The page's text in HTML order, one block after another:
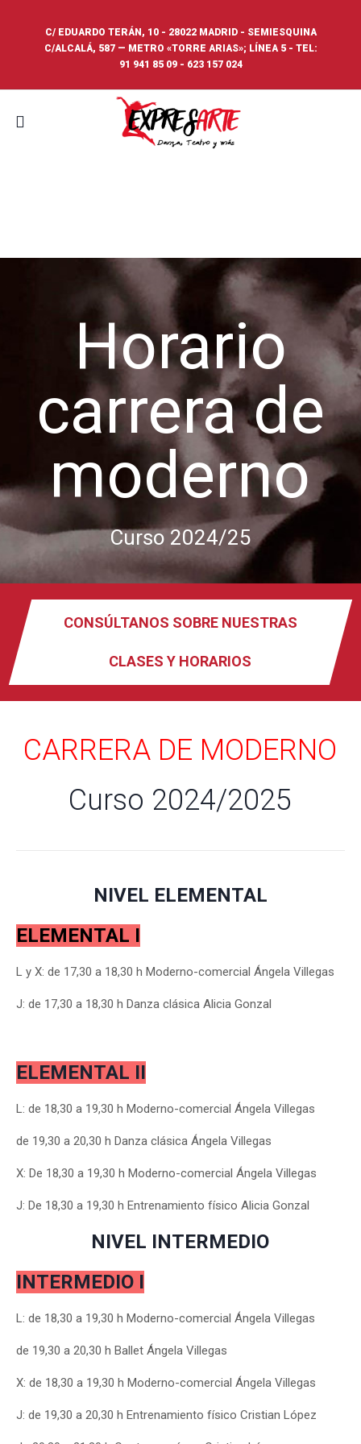
C/ EDUARDO TERÁN, 10 - 28022 MADRID - SEMIESQUINA
C/ALCALÁ, 587 — METRO «TORRE ARIAS»; LÍNEA 5 - TEL:
91 941 85 09- 623 157 024
Horario
carrera de
moderno
Curso 2024/25
CONSÚLTANOS SOBRE NUESTRAS
CLASES Y HORARIOS
CARRERA DE MODERNO
Curso 2024/2025
NIVEL ELEMENTAL
ELEMENTAL I
L y X: de 17,30 a 18,30 h Moderno-comercial Ángela Villegas
J: de 17,30 a 18,30 h Danza clásica Alicia Gonzal
ELEMENTAL II
L: de 18,30 a 19,30 h Moderno-comercial Ángela Villegas
de 19,30 a 20,30 h Danza clásica Ángela Villegas
X: De 18,30 a 19,30 h Moderno-comercial Ángela Villegas
J: De 18,30 a 19,30 h Entrenamiento físico Alicia Gonzal
NIVEL INTERMEDIO
INTERMEDIO I
L: de 18,30 a 19,30 h Moderno-comercial Ángela Villegas
de 19,30 a 20,30 h Ballet Ángela Villegas
X: de 18,30 a 19,30 h Moderno-comercial Ángela Villegas
J: de 19,30 a 20,30 h Entrenamiento físico Cristian López